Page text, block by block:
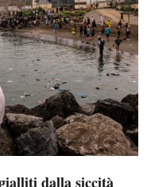
dalla siccità